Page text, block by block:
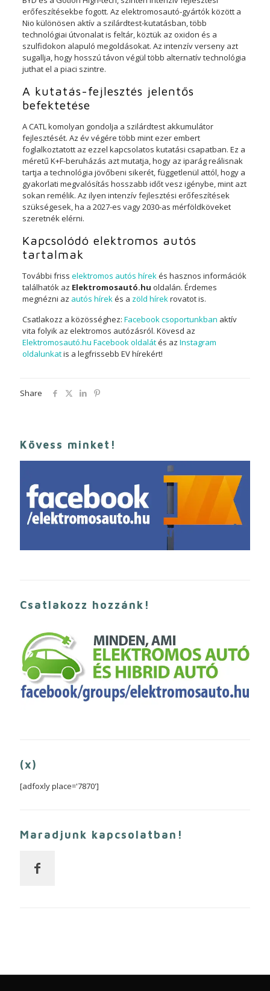
erőfeszítésekbe fogott. Az elektromosautó-gyártók között a
Nio különösen aktív a szilárdtest-kutatásban, több
technológiai útvonalat is feltár, köztük az oxidon és a
szulfidokon alapuló megoldásokat. Az intenzív verseny azt
sugallja, hogy hosszú távon végül több alternatív technológia
juthat el a piaci szintre.
A kutatás-fejlesztés jelentős
befektetése
A CATL komolyan gondolja a szilárdtest akkumulátor
fejlesztését. Az év végére több mint ezer embert
foglalkoztatott az ezzel kapcsolatos kutatási csapatban. Ez a
méretű K+F-beruházás azt mutatja, hogy az iparág reálisnak
tartja a technológia jövőbeni sikerét, függetlenül attól, hogy a
gyakorlati megvalósítás hosszabb időt vesz igénybe, mint azt
sokan remélik. Az ilyen intenzív fejlesztési erőfeszítések
szükségesek, ha a 2027-es vagy 2030-as mérföldköveket
szeretnék elérni.
Kapcsolódó elektromos autós
tartalmak
További friss elektromos autós hírekés hasznos információk
találhatók az Elektromosautó.hu oldalán. Érdemes
megnézni az autós hírekés a zöld hírekrovatot is.
Csatlakozz a közösséghez: Facebook csoportunkban aktív
vita folyik az elektromos autózásról. Kövesd az
Elektromosautó.hu Facebook oldalátés az Instagram
oldalunkatis a legfrissebb EV hírekért!
Share
Kövess minket!
Csatlakozz hozzánk!
(x)
[adfoxly place='7870']
Maradjunk kapcsolatban!